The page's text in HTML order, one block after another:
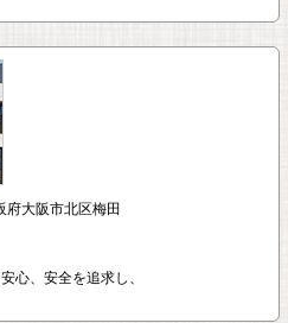
府大阪市北区梅田
心、安全を追求し、